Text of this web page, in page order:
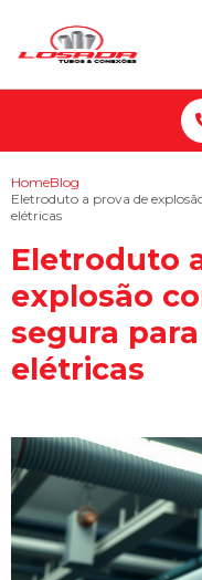
HomeBlog
Eletroduto a prova de
elétricas
Eletroduto
explosão
segura
elétricas